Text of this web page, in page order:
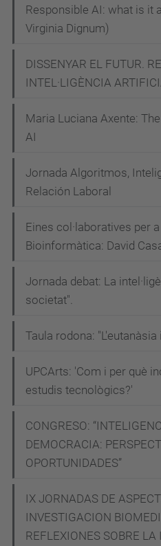
Responsible AI: what is it
Virginia Dignum)
DISSENYAR EL FUTUR.
INTEL·LIGÈNCIA
Maria Luciana Axente:
AI
Jornada Algoritmos,
Relación Laboral
Eines col·laboratives per
Bioinformàtica: David
Jornada debat: La
societat".
Taula rodona:
UPCArts: 'Com i per què
estudis tecnològics?'
CONGRESO:
DEMOCRACIA:
OPORTUNIDADES”
IX JORNADAS DE
INVESTIGACION
REFLEXIONES SOBRE